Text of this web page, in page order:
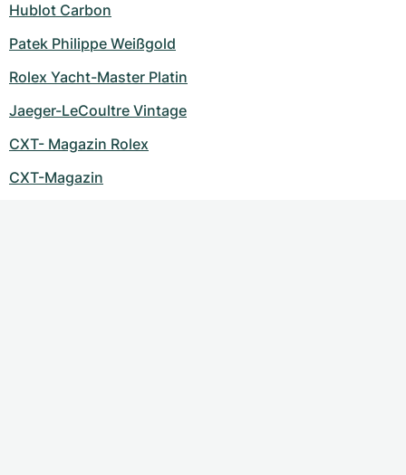
Hublot Carbon
Patek Philippe Weißgold
Rolex Yacht-Master Platin
Jaeger-LeCoultre Vintage
CXT- Magazin Rolex
CXT-Magazin